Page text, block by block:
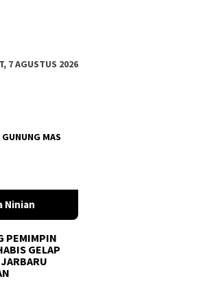
7 AGUSTUS 2026
MAS
dan InJourney Salurkan Bantuan
PEMIMPIN
GELAP